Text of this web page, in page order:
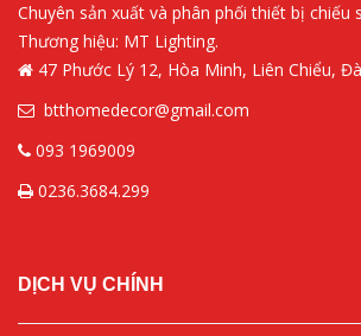
Chuyên sản xuất và phân phối thiết bị chiếu
Thương hiệu: MT Lighting.
47 Phước Lý 12, Hòa Minh, Liên Chiểu,
btthomedecor@gmail.com
093 1969009
0236.3684.299
DỊCH VỤ CHÍNH